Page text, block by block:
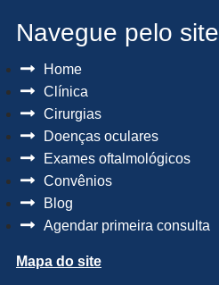
Navegue pelo site
Home
Clínica
Cirurgias
Doenças oculares
Exames oftalmológicos
Convênios
Blog
Agendar primeira consulta
Mapa do site